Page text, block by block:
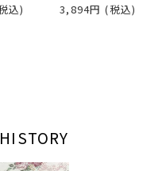
込)
3,894円 (税込)